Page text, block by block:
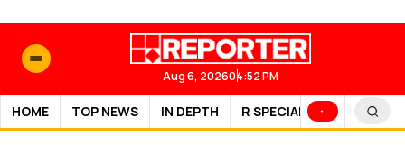
Aug 6, 202604:52 PM
HOME TOP NEWS IN DEPTH R SPECIAL SPORTS